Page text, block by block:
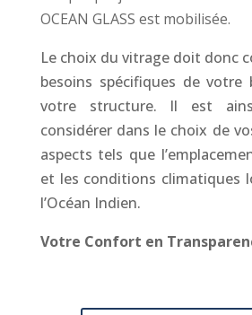
OCEAN GLASS est mobilisée.
Le choix du vitrage doit donc
besoins spécifiques de
votre structure. Il est
considérer dans le choix de
aspects tels que
et les conditions climatiques
l’Océan Indien.
Votre Confort en